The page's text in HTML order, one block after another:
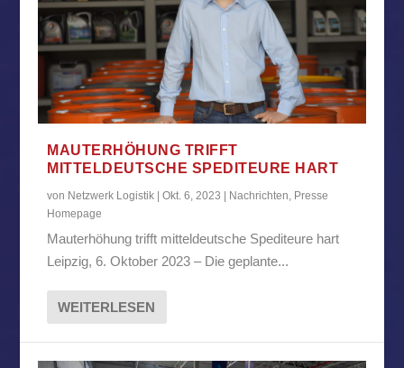
MAUTERHÖHUNG TRIFFT
MITTELDEUTSCHE SPEDITEURE HART
von Netzwerk Logistik |Okt. 6, 2023 Nachrichten, Presse
Homepage
Mauterhöhung trifft mitteldeutsche Spediteure hart
Leipzig, 6. Oktober 2023 – Die geplante...
WEITERLESEN